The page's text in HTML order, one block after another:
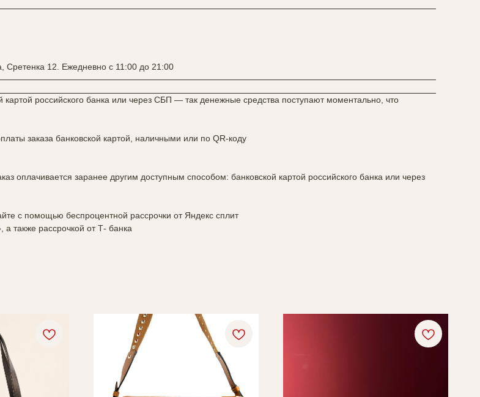
Сретенка 12. Ежедневно с 11:00 до 21:00
картой российского банка или через СБП — так денежные средства поступают моментально, что
заказа банковской картой, наличными или по QR-коду
оплачивается заранее другим доступным способом: банковской картой российского банка или через
с помощью беспроцентной рассрочки от Яндекс сплит
также рассрочкой от Т- банка